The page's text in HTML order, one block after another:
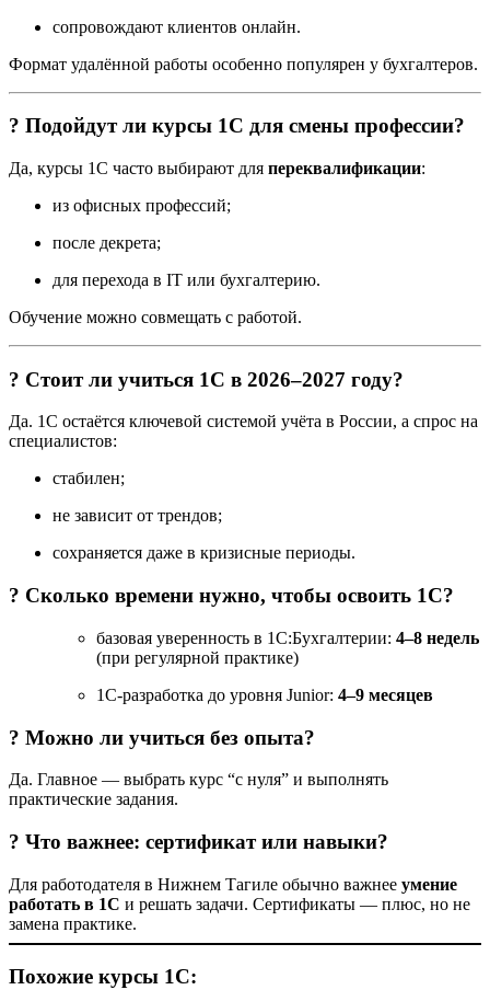
сопровождают клиентов онлайн.
Формат удалённой работы особенно популярен у бухгалтеров.
? Подойдут ли курсы 1С для смены профессии?
Да, курсы 1С часто выбирают для переквалификации:
из офисных профессий;
после декрета;
для перехода в IT или бухгалтерию.
Обучение можно совмещать с работой.
? Стоит ли учиться 1С в 2026–2027 году?
Да. 1С остаётся ключевой системой учёта в России, а спрос на
специалистов:
стабилен;
не зависит от трендов;
сохраняется даже в кризисные периоды.
? Сколько времени нужно, чтобы освоить 1С?
базовая уверенность в 1С:Бухгалтерии: 4–8 недель
(при регулярной практике)
1С-разработка до уровня Junior: 4–9 месяцев
? Можно ли учиться без опыта?
Да. Главное — выбрать курс “с нуля” и выполнять
практические задания.
? Что важнее: сертификат или навыки?
Для работодателя в Нижнем Тагиле обычно важнее умение
работать в 1С и решать задачи. Сертификаты — плюс, но не
замена практике.
Похожие курсы 1С: